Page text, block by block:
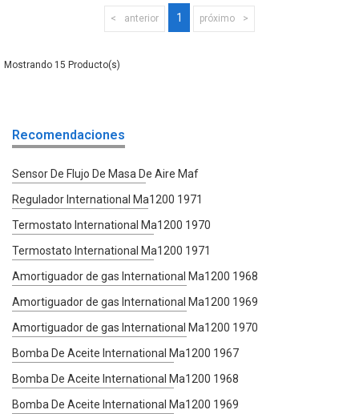
anterior 1 próximo
15
Recomendaciones
Sensor De Flujo De Masa De Aire Maf
Regulador International Ma1200 1971
Termostato International Ma1200 1970
Termostato International Ma1200 1971
Amortiguador de gas International Ma1200 1968
Amortiguador de gas International Ma1200 1969
Amortiguador de gas International Ma1200 1970
Bomba De Aceite International Ma1200 1967
Bomba De Aceite International Ma1200 1968
Bomba De Aceite International Ma1200 1969